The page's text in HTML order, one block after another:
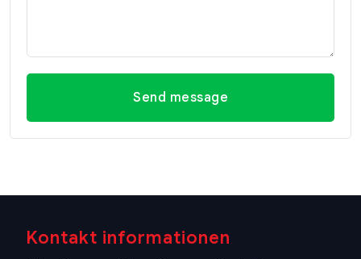
Send message
Kontakt informationen